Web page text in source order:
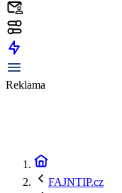
Reklama
FAJNTIP.cz